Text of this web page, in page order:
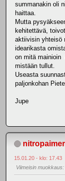
summanakin oli
haittaa.
Mutta
kehitettävä,
aktiivisin yhteisö
idearikasta
on mitä mainioin
mistään tullut.
Useasta
paljonkohan
Jupe
15.01.20 - klo: 17.43
Viimeisin muokkaus